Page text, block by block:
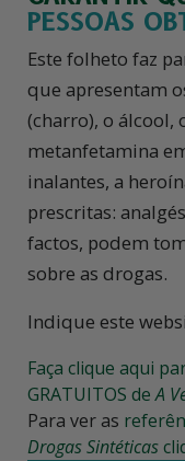
PESSOAS
Este folheto faz
que apresentam
(charro), o álcool,
metanfetamina
inalantes, a
prescritas:
factos, podem
sobre as drogas.
Indique este
Faça clique aqui
GRATUITOS deA
Para ver as
Drogas Sintéticas